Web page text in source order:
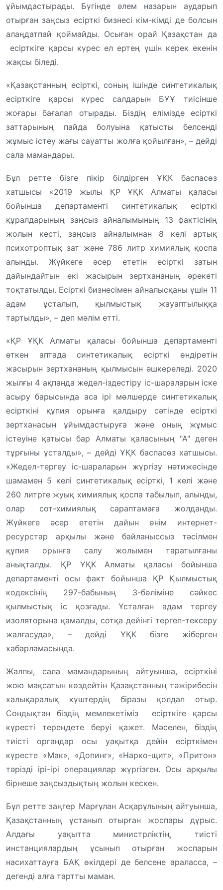
ұйымдастырады. Бүгінде әлем назарын аударып
отырған заңсыз есірткі бизнесі кім-кімді де болсын
алаңдатпай қоймайды. Осыған орай Қазақстан да
есірткіге қарсы күрес ел ертең үшін керек екенін
жақсы біледі.
«Қазақстанның есірткі, соның ішінде синтетикалық
есірткіге қарсы күрес салдарын БҰҰ тиісінше
жоғары бағалап отырады. Біздің елімізде есірткі
заттарының пайда болуына қатысты белсенді
жұмыс істеу жағы сауатты жолға қойылған», – дейді
сала мамандары.
Бұл ретте бізге пікір білдірген ҰҚК баспасөз
хатшысы «2019 жылы ҚР ҰҚК Алматы қаласы
бойынша департаменті синтетикалық есірткі
құралдарының заңсыз айналымының 13 фактісінің
жолын кесті, заңсыз айналымнан 8 келі артық
психотроптық зат және 786 литр химиялық қоспа
алынды. Жүйкеге әсер ететін есірткі затын
дайындайтын екі жасырын зертхананың әрекеті
тоқтатылды. Есірткі бизнесімен айналысқаны үшін 11
адам ұсталып, қылмыстық жауаптылыққа
тартылды», – деп мәлім етті.
«ҚР ҰҚК Алматы қаласы бойынша департаменті
өткен аптада синтетикалық есірткі өндіретін
жасырын зертхананың қылмысын әшкереледі. 2020
жылғы 4 ақпанда жедел-іздестіру іс-шараларын іске
асыру барысында аса ірі мөлшерде синтетикалық
есірткіні құпия орынға қалдыру сәтінде есірткі
зертханасын ұйымдастыруға және оның жұмыс
істеуіне қатысы бар Алматы қаласының "А" деген
тұрғыны ұсталды», – дейді ҰҚК баспасөз хатшысы.
«Жедел-тергеу іс-шараларын жүргізу нәтижесінде
шамамен 5 келі синтетикалық есірткі, 1 келі және
260 литрге жуық химиялық қоспа табылып, алынды,
олар сот-химиялық сараптамаға жолданды.
Жүйкеге әсер ететін дайын өнім интернет-
ресурстар арқылы және байланыссыз тәсілмен
құпия орынға салу жолымен таратылғаны
анықталды. ҚР ҰҚК Алматы қаласы бойынша
департаменті осы факт бойынша ҚР Қылмыстық
кодексінің 297-бабының 3-бөліміне сәйкес
қылмыстық іс қозғады. Ұсталған адам тергеу
изоляторына қамалды, сотқа дейінгі тергеп-тексеру
жалғасуда», – дейді ҰҚК бізге жіберген
хабарламасында.
Жалпы, сала мамандарының айтуынша, есірткіні
жою мақсатын көздейтін Қазақстанның тәжірибесін
халықаралық күштердің біразы қолдап отыр.
Сондықтан біздің мемлекетіміз есірткіге қарсы
күресті тереңдете беруі қажет. Мәселен, біздің
тиісті органдар осы уақытқа дейін есірткімен
күресте «Мак», «Допинг», «Нарко-щит», «Притон»
тәрізді ірі-ірі операциялар жүргізген. Осы арқылы
бірнеше заңсыздықтың жолын кескен.
Бұл ретте заңгер Марғұлан Асқарұлының айтуынша,
Қазақстанның ұстанып отырған жоспары дұрыс.
Алдағы уақытта министрліктің, тиісті
инстанциялардың ұсынып отырған жоспарын
насихаттауға БАҚ өкілдері де белсене араласса, –
дегенді алға тартты маман.